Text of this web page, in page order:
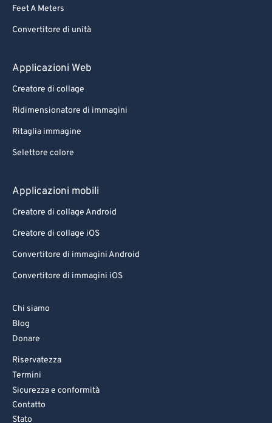
Feet A Meters
Convertitore di unità
Applicazioni Web
Creatore di collage
Ridimensionatore di immagini
Ritaglia immagine
Selettore colore
Applicazioni mobili
Creatore di collage Android
Creatore di collage iOS
Convertitore di immagini Android
Convertitore di immagini iOS
Chi siamo
Blog
Donare
Riservatezza
Termini
Sicurezza e conformità
Contatto
Stato